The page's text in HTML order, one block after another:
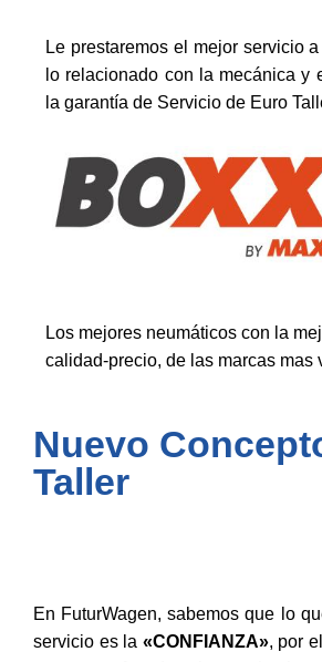
Le prestaremos el mejor servicio
lo relacionado con la mecánica y
la garantía de Servicio de Euro
Los mejores neumáticos con la
calidad-precio, de las marcas mas
Nuevo
Taller
En FuturWagen, sabemos que lo
servicio es la «CONFIANZA», por